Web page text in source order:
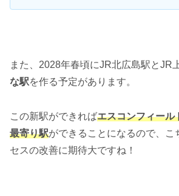
また、2028年春頃にJR北広島駅とJR
な駅を作る予定があります。
この新駅ができればエスコンフィール
最寄り駅ができることになるので、こ
セスの改善に期待大ですね！